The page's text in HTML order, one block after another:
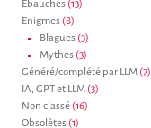
Ebauches (13)
Enigmes (8)
Blagues (3)
Mythes (3)
Généré/complété par LLM (7)
IA, GPT et LLM (3)
Non classé (16)
Obsolètes (1)